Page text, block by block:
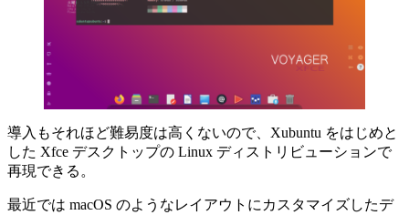
導入もそれほど難易度は高くないので、Xubuntu をはじめと
した Xfce デスクトップの Linux ディストリビューションで
再現できる。
最近では macOS のようなレイアウトにカスタマイズしたデ